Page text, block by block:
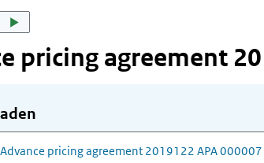
pricing agreement
Advance pricing agreement 2019122 APA 000007